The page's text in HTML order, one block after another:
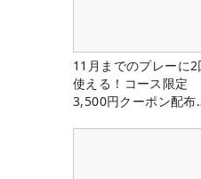
11月までのプレーに2
使える！コース限定
3,500円クーポン配布